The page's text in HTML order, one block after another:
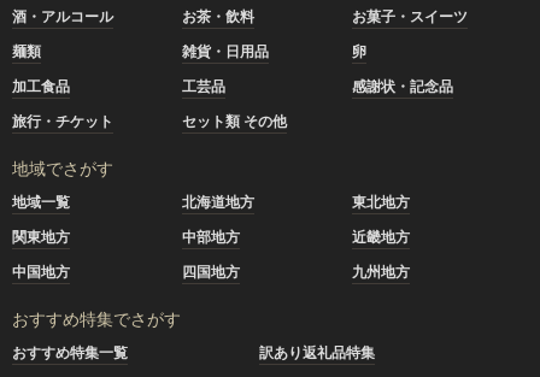
酒・アルコール
お茶・飲料
お菓子・スイーツ
麺類
雑貨・日用品
卵
加工食品
工芸品
感謝状・記念品
旅行・チケット
セット類 その他
地域でさがす
地域一覧 北海道地方
東北地方
関東地方
中部地方
近畿地方
中国地方
四国地方 九州地方
おすすめ特集でさがす
おすすめ特集一覧
訳あり返礼品特集